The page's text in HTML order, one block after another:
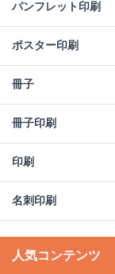
パンフレット印刷
ポスター印刷
冊子
冊子印刷
印刷
名刺印刷
人気コンテンツ